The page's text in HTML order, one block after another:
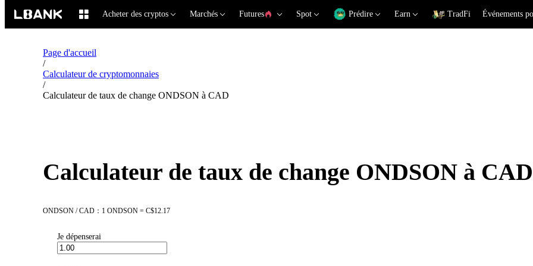
Acheter des cryptos Marchés Futures Spot Prédire Earn TradFi Événements
Page d'accueil
/
Calculateur de cryptomonnaies
/
Calculateur de taux de change ONDSON à CAD
Calculateur de taux de change ONDSON à CAD
ONDSON / CAD：1 ONDSON = C$12.17
Je dépenserai